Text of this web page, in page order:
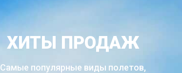
ХИТЫ ПРОДАЖ
Самые популярные виды полетов,